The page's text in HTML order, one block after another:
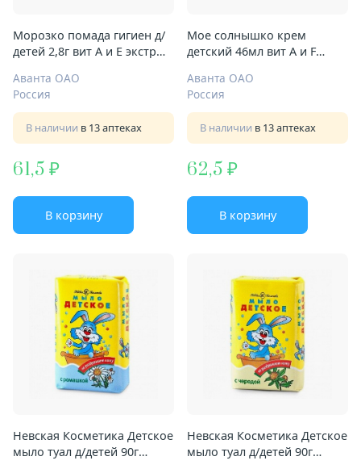
Морозко помада гигиен д/
детей 2,8г вит А и Е экстр
Аванта ОАО
Россия
В наличии в 13 аптеках
61,5
В корзину
Мое солнышко крем
детский 46мл вит А и F
Аванта ОАО
Россия
В наличии в 13 аптеках
62,5
В корзину
Невская Косметика Детское
мыло туал д/детей 90г
Невская Косметика Детское
мыло туал д/детей 90г